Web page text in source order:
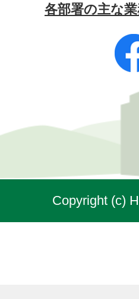
各部署の主な
Copyright (c)